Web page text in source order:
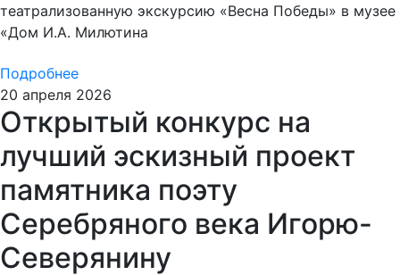
театрализованную экскурсию «Весна Победы» в музее
«Дом И.А. Милютина
Подробнее
20 апреля 2026
Открытый конкурс на
лучший эскизный проект
памятника поэту
Серебряного века Игорю-
Северянину